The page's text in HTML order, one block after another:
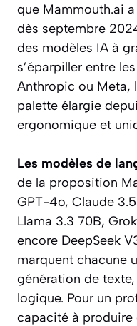
que Mammouth.ai
dès septembre
des modèles IA à
s’éparpiller entre
Anthropic ou Meta,
palette élargie
ergonomique et
Les modèles de
de la proposition
GPT-4o, Claude
Llama 3.3 70B,
encore DeepSeek
marquent chacune
génération de
logique. Pour un
capacité à produire